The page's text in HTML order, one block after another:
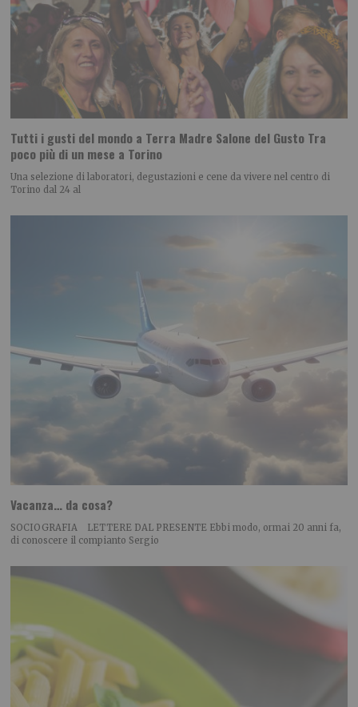
Tutti i gusti del mondo a Terra Madre Salone del Gusto Tra
poco più di un mese a Torino
Una selezione di laboratori, degustazioni e cene da vivere nel centro di
Torino dal 24 al
Vacanza… da cosa?
SOCIOGRAFIA LETTERE DAL PRESENTE Ebbi modo, ormai 20 anni fa,
di conoscere il compianto Sergio